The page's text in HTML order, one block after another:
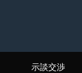
示談交渉